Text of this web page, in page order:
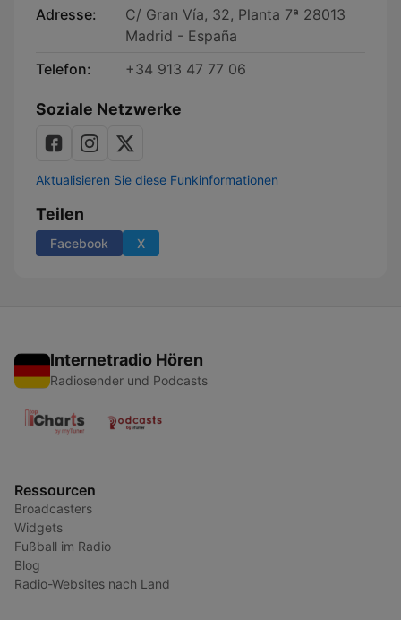
Adresse:
C/ Gran Vía, 32, Planta 7ª 28013
Madrid - España
Telefon:
+34 913 47 77 06
Soziale Netzwerke
Aktualisieren Sie diese Funkinformationen
Teilen
Facebook X
Internetradio Hören
Radiosender und Podcasts
Ressourcen
Broadcasters
Widgets
Fußball im Radio
Blog
Radio-Websites nach Land